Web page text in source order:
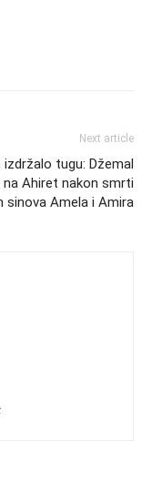
Next article
izdržalo tugu: Džemal
na Ahiret nakon smrti
sinova Amela i Amira